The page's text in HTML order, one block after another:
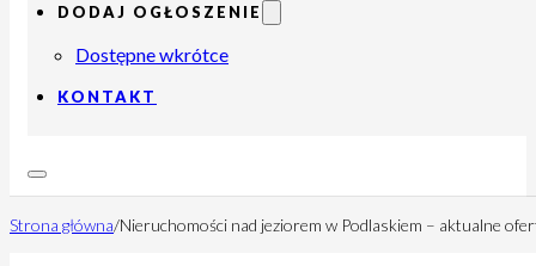
DODAJ OGŁOSZENIE
Dostępne wkrótce
KONTAKT
Strona główna/Nieruchomości nad jeziorem w Podlaskiem – aktualne